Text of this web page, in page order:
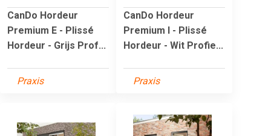
CanDo Hordeur
Premium E - Plissé
Hordeur - Grijs Prof...
Praxis
CanDo Hordeur
Premium I - Plissé
Hordeur - Wit Profie...
Praxis